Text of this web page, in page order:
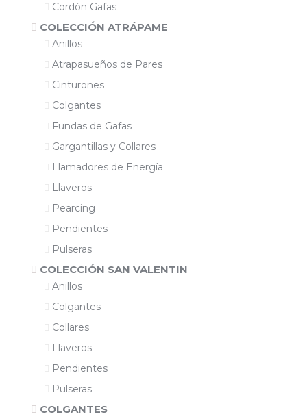
Cordón Gafas
COLECCIÓN ATRÁPAME
Anillos
Atrapasueños de Pares
Cinturones
Colgantes
Fundas de Gafas
Gargantillas y Collares
Llamadores de Energía
Llaveros
Pearcing
Pendientes
Pulseras
COLECCIÓN SAN VALENTIN
Anillos
Colgantes
Collares
Llaveros
Pendientes
Pulseras
COLGANTES